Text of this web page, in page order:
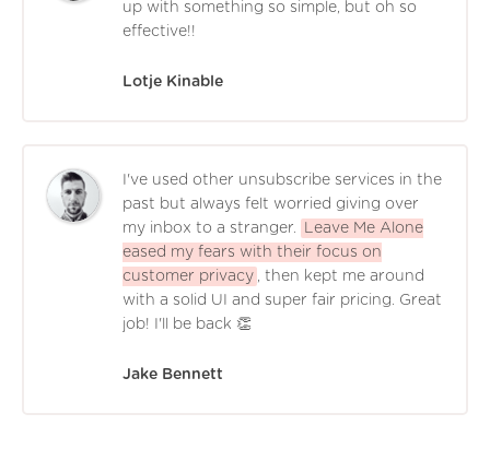
up with something so simple, but oh so
effective!!
Lotje Kinable
I've used other unsubscribe services in the
past but always felt worried giving over
my inbox to a stranger.
Leave Me Alone
eased my fears with their focus on
customer privacy
, then kept me around
with a solid UI and super fair pricing. Great
job! I'll be back 👏
Jake Bennett